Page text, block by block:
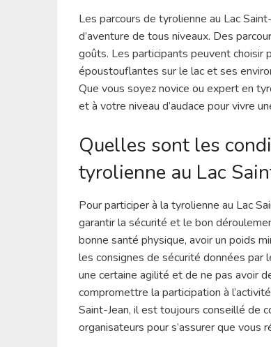
Les parcours de tyrolienne au Lac
d’aventure de tous niveaux. Des
goûts. Les participants peuvent choisir
époustouflantes sur le lac et ses
Que vous soyez novice ou expert en
et à votre niveau d’audace pour vivre
Quelles sont les
tyrolienne au Lac
Pour participer à la tyrolienne au Lac
garantir la sécurité et le bon
bonne santé physique, avoir un poids
les consignes de sécurité données par
une certaine agilité et de ne pas avoir
compromettre la participation à
Saint-Jean, il est toujours conseillé de
organisateurs pour s’assurer que vous